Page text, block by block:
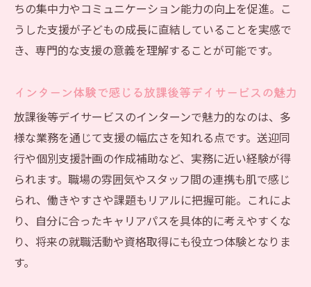
放課後等デイサービスで学べるキャリアの
第一歩
放課後等デイサービスのインターンで得られる
放課後等デイサービスで身につく実務スキ
ルとは
現場インターンで実感する放課後等デイサ
ービスの学び
学習支援や送迎同行など多様な体験ができ
る放課後等デイサービス
放課後等デイサービスの体験談に学ぶ成長
ポイント
ちの集中力やコミュニケーション能力の向上を促進。こ
うした支援が子どもの成長に直結していることを実感で
き、専門的な支援の意義を理解することが可能です。
インターン体験で感じる放課後等デイサービスの魅力
放課後等デイサービスのインターンで魅力的なのは、多
様な業務を通じて支援の幅広さを知れる点です。送迎同
行や個別支援計画の作成補助など、実務に近い経験が得
られます。職場の雰囲気やスタッフ間の連携も肌で感じ
られ、働きやすさや課題もリアルに把握可能。これによ
り、自分に合ったキャリアパスを具体的に考えやすくな
り、将来の就職活動や資格取得にも役立つ体験となりま
す。